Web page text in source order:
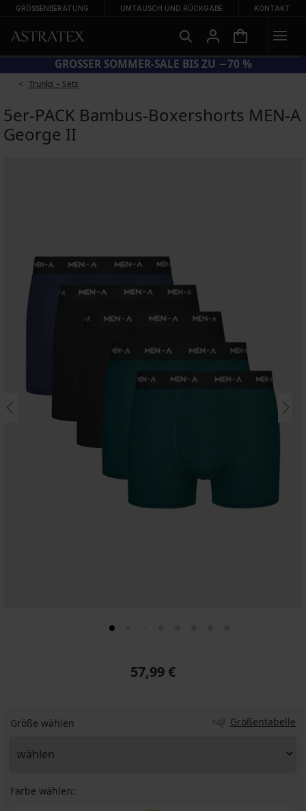
GRÖSSENBERATUNG UMTAUSCH UND RÜCKGABE KONTAKT
= EXTRA −20 % AUF REDUZIERTE BADEMODE
Trunks – Sets
5er-PACK Bambus-Boxershorts MEN-A
George II
57,99 €
Größe wählen Größentabelle
Farbe wählen: